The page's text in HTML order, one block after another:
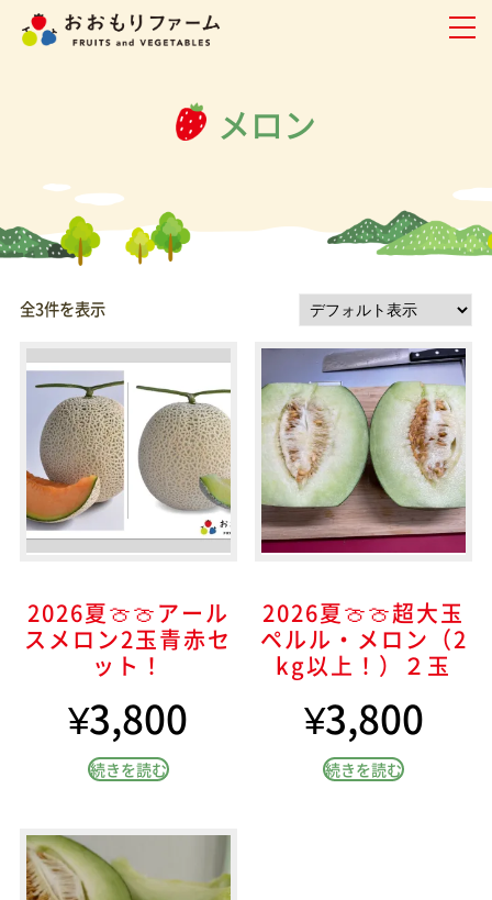
メロン
全3件を表示
2026夏🍈🍈アール
スメロン2玉青赤セ
ット！
¥3,800
続きを読む
2026夏🍈🍈超大玉
ペルル・メロン（2
kg以上！）２玉
¥3,800
続きを読む